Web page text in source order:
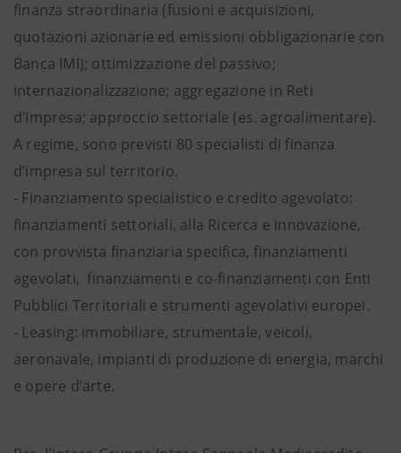
finanza straordinaria (fusioni e acquisizioni,
quotazioni azionarie ed emissioni obbligazionarie con
Banca IMI); ottimizzazione del passivo;
internazionalizzazione; aggregazione in Reti
d’Impresa; approccio settoriale (es. agroalimentare).
A regime, sono previsti 80 specialisti di finanza
d’impresa sul territorio.
- Finanziamento specialistico e credito agevolato:
finanziamenti settoriali, alla Ricerca e innovazione,
con provvista finanziaria specifica, finanziamenti
agevolati, finanziamenti e co-finanziamenti con Enti
Pubblici Territoriali e strumenti agevolativi europei.
- Leasing: immobiliare, strumentale, veicoli,
aeronavale, impianti di produzione di energia, marchi
e opere d’arte.